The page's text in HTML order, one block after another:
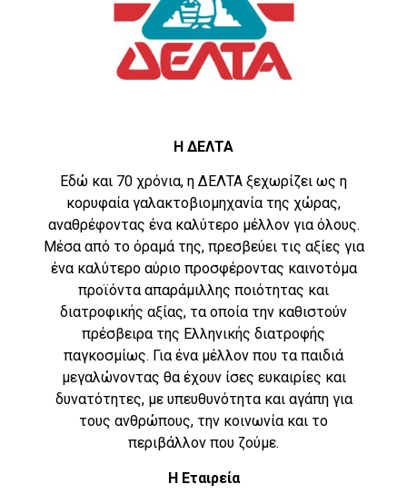
Η ΔΕΛΤΑ
Εδώ και 70 χρόνια, η ΔΕΛΤΑ ξεχωρίζει ως η
κορυφαία γαλακτοβιομηχανία της χώρας,
αναθρέφοντας ένα καλύτερο μέλλον για όλους.
Μέσα από το όραμά της, πρεσβεύει τις αξίες για
ένα καλύτερο αύριο προσφέροντας καινοτόμα
προϊόντα απαράμιλλης ποιότητας και
διατροφικής αξίας, τα οποία την καθιστούν
πρέσβειρα της Ελληνικής διατροφής
παγκοσμίως. Για ένα μέλλον που τα παιδιά
μεγαλώνοντας θα έχουν ίσες ευκαιρίες και
δυνατότητες, με υπευθυνότητα και αγάπη για
τους ανθρώπους, την κοινωνία και το
περιβάλλον που ζούμε.
Η Εταιρεία